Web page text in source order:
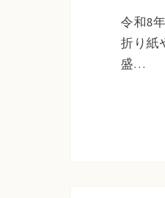
令和8
折り紙
盛…